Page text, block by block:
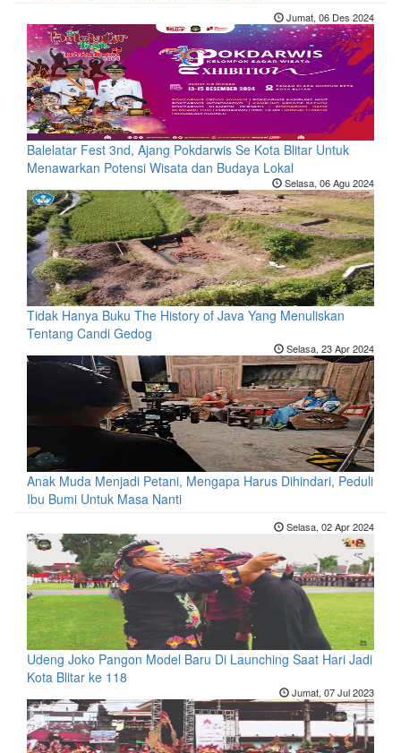
Jumat, 06 Des 2024
Balelatar Fest 3nd, Ajang Pokdarwis Se Kota Blitar Untuk
Menawarkan Potensi Wisata dan Budaya Lokal
Selasa, 06 Agu 2024
Tidak Hanya Buku The History of Java Yang Menuliskan
Tentang Candi Gedog
Selasa, 23 Apr 2024
Anak Muda Menjadi Petani, Mengapa Harus Dihindari, Peduli
Ibu Bumi Untuk Masa Nanti
Selasa, 02 Apr 2024
Udeng Joko Pangon Model Baru Di Launching Saat Hari Jadi
Kota Blitar ke 118
Jumat, 07 Jul 2023